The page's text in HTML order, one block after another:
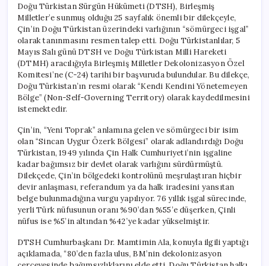
Çin
İlk
Kez
Sömürgeci
Olarak
Edildi
için
Doğu Türkistan Sürgün Hükümeti (DTSH), Birleşmiş
Milletler’e sunmuş olduğu 25 sayfalık önemli bir dilekçeyle,
Çin’in Doğu Türkistan üzerindeki varlığının “sömürgeci işgal”
olarak tanınmasını resmen talep etti. Doğu Türkistanlılar, 5
Mayıs Salı günü DTSH ve Doğu Türkistan Milli Hareketi
(DTMH) aracılığıyla Birleşmiş Milletler Dekolonizasyon Özel
Komitesi’ne (C-24) tarihi bir başvuruda bulundular. Bu dilekçe,
Doğu Türkistan’ın resmi olarak “Kendi Kendini Yönetemeyen
Bölge” (Non-Self-Governing Territory) olarak kaydedilmesini
istemektedir.
Çin’in, “Yeni Toprak” anlamına gelen ve sömürgeci bir isim
olan “Sincan Uygur Özerk Bölgesi” olarak adlandırdığı Doğu
Türkistan, 1949 yılında Çin Halk Cumhuriyeti’nin işgaline
kadar bağımsız bir devlet olarak varlığını sürdürmüştü.
Dilekçede, Çin’in bölgedeki kontrolünü meşrulaştıran hiçbir
devir anlaşması, referandum ya da halk iradesini yansıtan
belge bulunmadığına vurgu yapılıyor. 76 yıllık işgal sürecinde,
yerli Türk nüfusunun oranı %90’dan %55’e düşerken, Çinli
nüfus ise %5’in altından %42’ye kadar yükselmiştir.
DTSH Cumhurbaşkanı Dr. Mamtimin Ala, konuyla ilgili yaptığı
açıklamada, “80’den fazla ulus, BM’nin dekolonizasyon